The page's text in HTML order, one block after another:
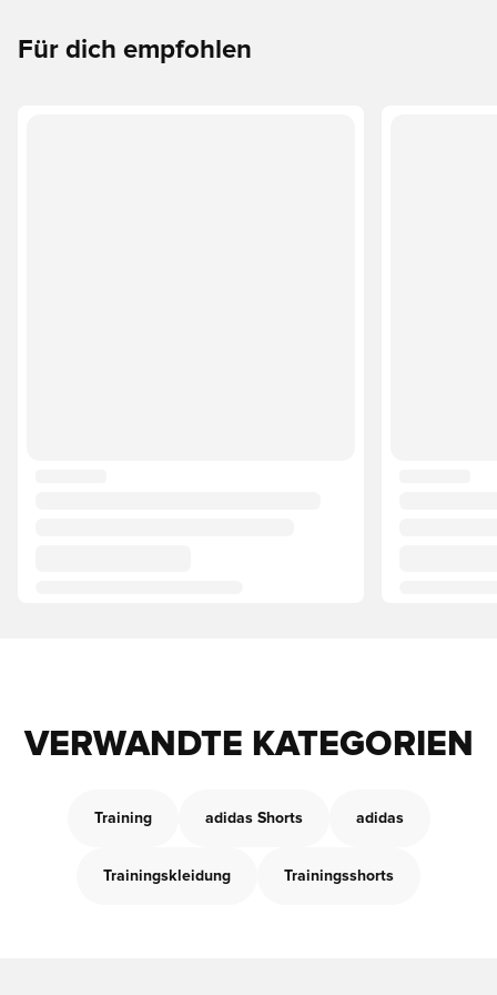
Für dich empfohlen
VERWANDTE KATEGORIEN
Training adidas Shorts adidas
Trainingskleidung Trainingsshorts